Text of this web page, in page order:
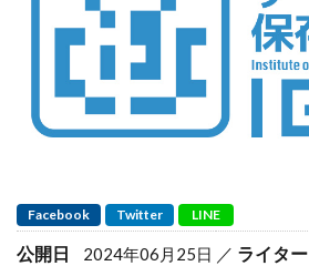
Facebook Twitter LINE
公開日 2024年06月25日 ライター